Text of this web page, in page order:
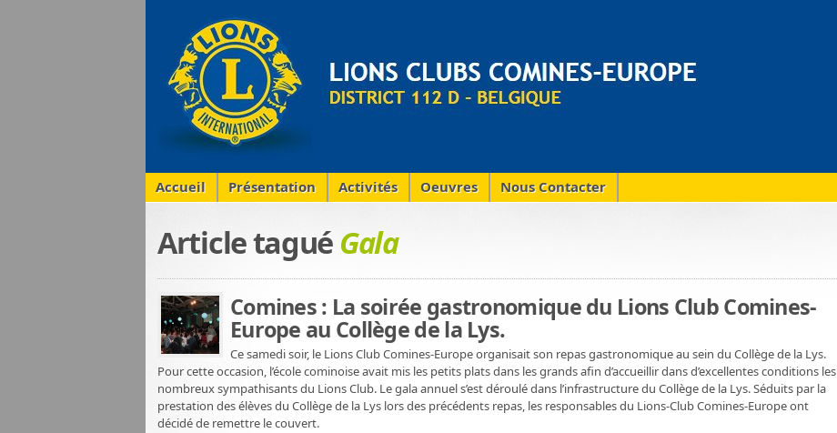
Accueil Présentation Activités Oeuvres Nous Contacter
Article tagué Gala
Comines : La soirée gastronomique du Lions Club Comines-
Europe au Collège de la Lys.
Ce samedi soir, le Lions Club Comines-Europe organisait son repas gastronomique au sein du Collège de la Lys.
Pour cette occasion, l’école cominoise avait mis les petits plats dans les grands afin d’accueillir dans d’excellentes conditions les
nombreux sympathisants du Lions Club. Le gala annuel s’est déroulé dans l’infrastructure du Collège de la Lys. Séduits par la
prestation des élèves du Collège de la Lys lors des précédents repas, les responsables du Lions-Club Comines-Europe ont
décidé de remettre le couvert.